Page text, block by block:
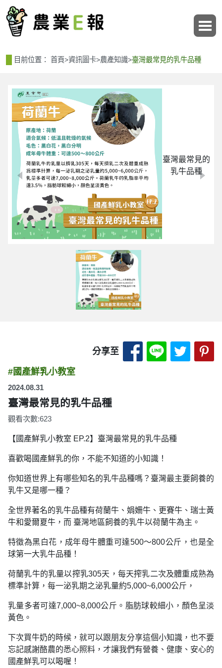
目前位置： 首頁>資訊圖卡>農產知識>臺灣最常見的乳牛品種
臺灣最常見的
乳牛品種
分享至 分享至 Facebook-
分享至分享
#國產鮮乳小教室
2024.08.31
臺灣最常見的乳牛品種
觀看次數:623
【國產鮮乳小教室 EP.2】臺灣最常見的乳牛品種
喜歡喝國產鮮乳的你，不能不知道的小知識！
你知道世界上有哪些知名的乳牛品種嗎？臺灣最主要飼養的
乳牛又是哪一種？
全世界著名的乳牛品種有荷蘭牛、娟姍牛、更賽牛、瑞士黃
牛和愛爾夏牛，而 臺灣地區飼養的乳牛以荷蘭牛為主。
特徵為黑白花，成年母牛體重可達500～800公斤，也是全
球第一大乳牛品種！
荷蘭乳牛的乳量以搾乳305天，每天搾乳二次及體重成熟為
標準計算，每一泌乳期之泌乳量約5,000~6,000公斤，
乳量多者可達7,000~8,000公斤。脂肪球較細小，顏色呈淡
黃色。
下次買牛奶的時候，就可以跟朋友分享這個小知識，也不要
忘記感謝酪農的悉心照料，才讓我們有營養、健康、安心的
國產鮮乳可以喝喔！